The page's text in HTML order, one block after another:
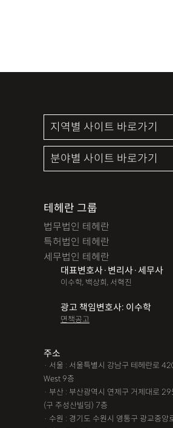
테헤란 그룹
법무법인 테헤란
특허법인 테헤란
세무법인 테헤란
대표변호사·변리사·세무사
이수학, 백상희, 서혁진
광고 책임변호사: 이수학
면책공고
주소
· 서울 : 서울특별시 강남구 테헤란로
West 9층
· 부산 : 부산광역시 연제구 거제대로
(구 주성산빌딩) 7층
· 수원 : 경기도 수원시 영통구 광교중